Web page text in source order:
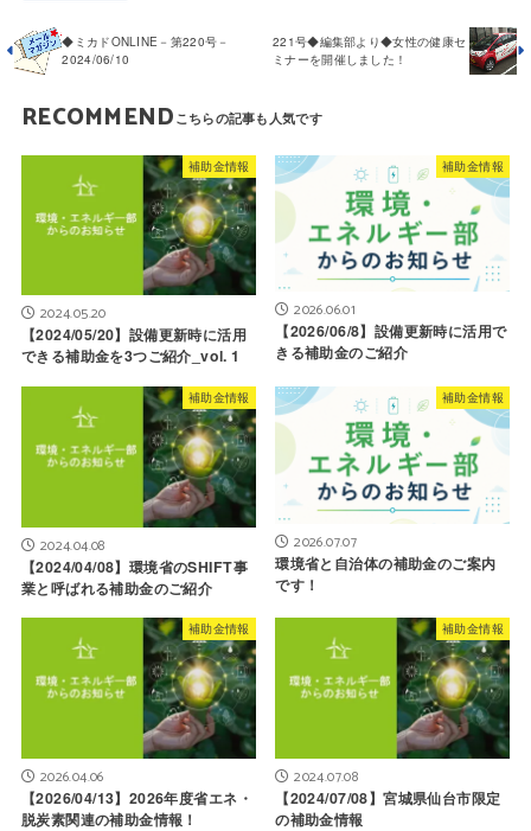
221号◆編集部より◆女性の健康セ
ミナーを開催しました！
◆ミカドONLINE－第220号－
2024/06/10
RECOMMEND
補助金情報
2024.05.20
【2024/05/20】設備更新時に活用
できる補助金を3つご紹介_vol. 1
補助金情報
2026.06.01
【2026/06/8】設備更新時に活用で
きる補助金のご紹介
補助金情報
2024.04.08
【2024/04/08】環境省のSHIFT事
業と呼ばれる補助金のご紹介
補助金情報
2026.07.07
環境省と自治体の補助金のご案内
です！
補助金情報
2026.04.06
【2026/04/13】2026年度省エネ・
脱炭素関連の補助金情報！
補助金情報
2024.07.08
【2024/07/08】宮城県仙台市限定
の補助金情報